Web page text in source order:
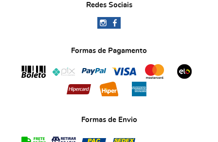
Redes Sociais
Formas de Pagamento
Formas de Envio